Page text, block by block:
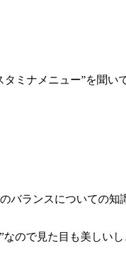
ミナメニュー”を聞い
バランスについての知
ので見た目も美しい